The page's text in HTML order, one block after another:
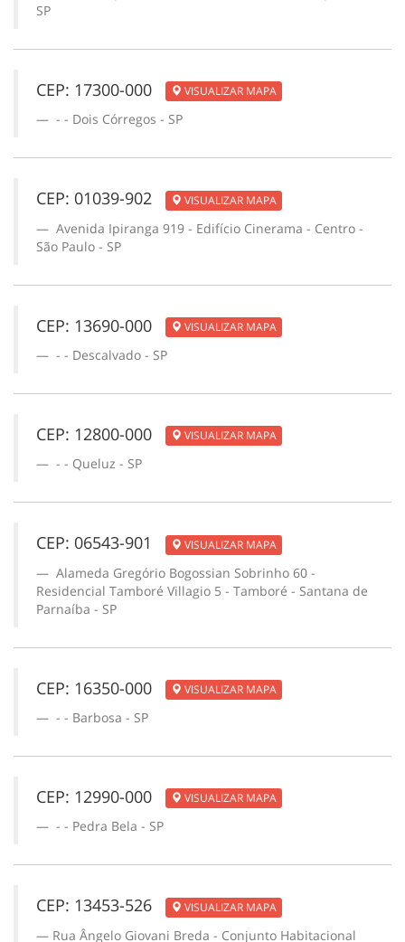
SP
CEP: 17300-000 VISUALIZAR MAPA
- - Dois Córregos - SP
CEP: 01039-902 VISUALIZAR MAPA
Avenida Ipiranga 919 - Edifício Cinerama - Centro -
São Paulo - SP
CEP: 13690-000 VISUALIZAR MAPA
- - Descalvado - SP
CEP: 12800-000 VISUALIZAR MAPA
- - Queluz - SP
CEP: 06543-901 VISUALIZAR MAPA
Alameda Gregório Bogossian Sobrinho 60 -
Residencial Tamboré Villagio 5 - Tamboré - Santana de
Parnaíba - SP
CEP: 16350-000 VISUALIZAR MAPA
- - Barbosa - SP
CEP: 12990-000 VISUALIZAR MAPA
- - Pedra Bela - SP
CEP: 13453-526 VISUALIZAR MAPA
Rua Ângelo Giovani Breda - Conjunto Habitacional